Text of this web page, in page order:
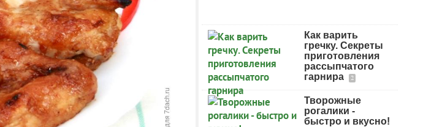
Как варить
гречку. Секреты
приготовления
рассыпчатого
гарнира
2
Творожные
рогалики -
быстро и вкусно!